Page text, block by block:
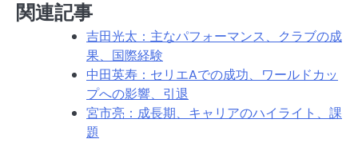
関連記事
吉田光太：主なパフォーマンス、クラブの成
果、国際経験
中田英寿：セリエAでの成功、ワールドカッ
プへの影響、引退
宮市亮：成長期、キャリアのハイライト、課
題